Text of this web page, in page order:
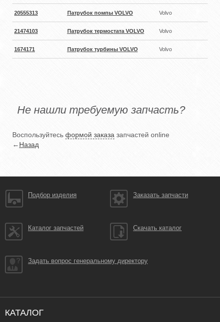
20555313 Патрубок помпы VOLVO Volvo
21474103 Патрубок термостата VOLVO Volvo
1674171 Патрубок турбины VOLVO Volvo
Не нашли требуемую запчасть?
Воспользуйтесь формой заказа запчастей online
←Назад
Подбор изделия Заказать запчасти
Каталог запчастей Скачать каталог
Задать вопрос генеральному директору
КАТАЛОГ